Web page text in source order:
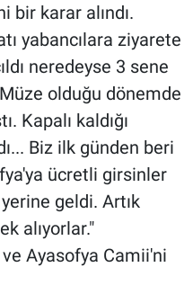
bir karar alındı.
yabancılara ziyarete
neredeyse 3 sene
olduğu dönemde
Kapalı kaldığı
Biz ilk günden beri
ücretli girsinler
geldi. Artık
alıyorlar."
Ayasofya Camii'ni